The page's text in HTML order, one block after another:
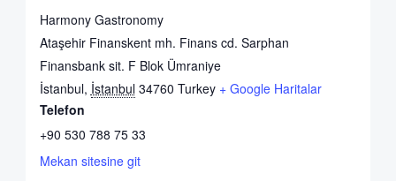
Harmony Gastronomy
Ataşehir Finanskent mh. Finans cd. Sarphan
Finansbank sit. F Blok Ümraniye
İstanbul, İstanbul 34760 Turkey + Google Haritalar
Telefon
+90 530 788 75 33
Mekan sitesine git